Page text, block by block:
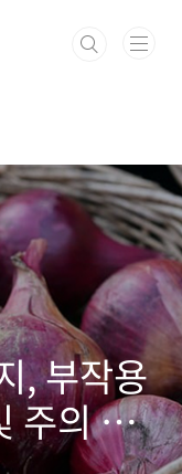
, 부작용
주의 사